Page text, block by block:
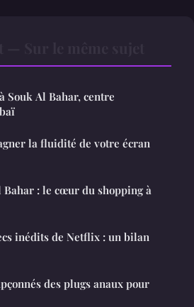
Souk Al Bahar, centre
la fluidité de votre écran
Bahar : le cœur du shopping à
inédits de Netflix : un bilan
des plugs anaux pour